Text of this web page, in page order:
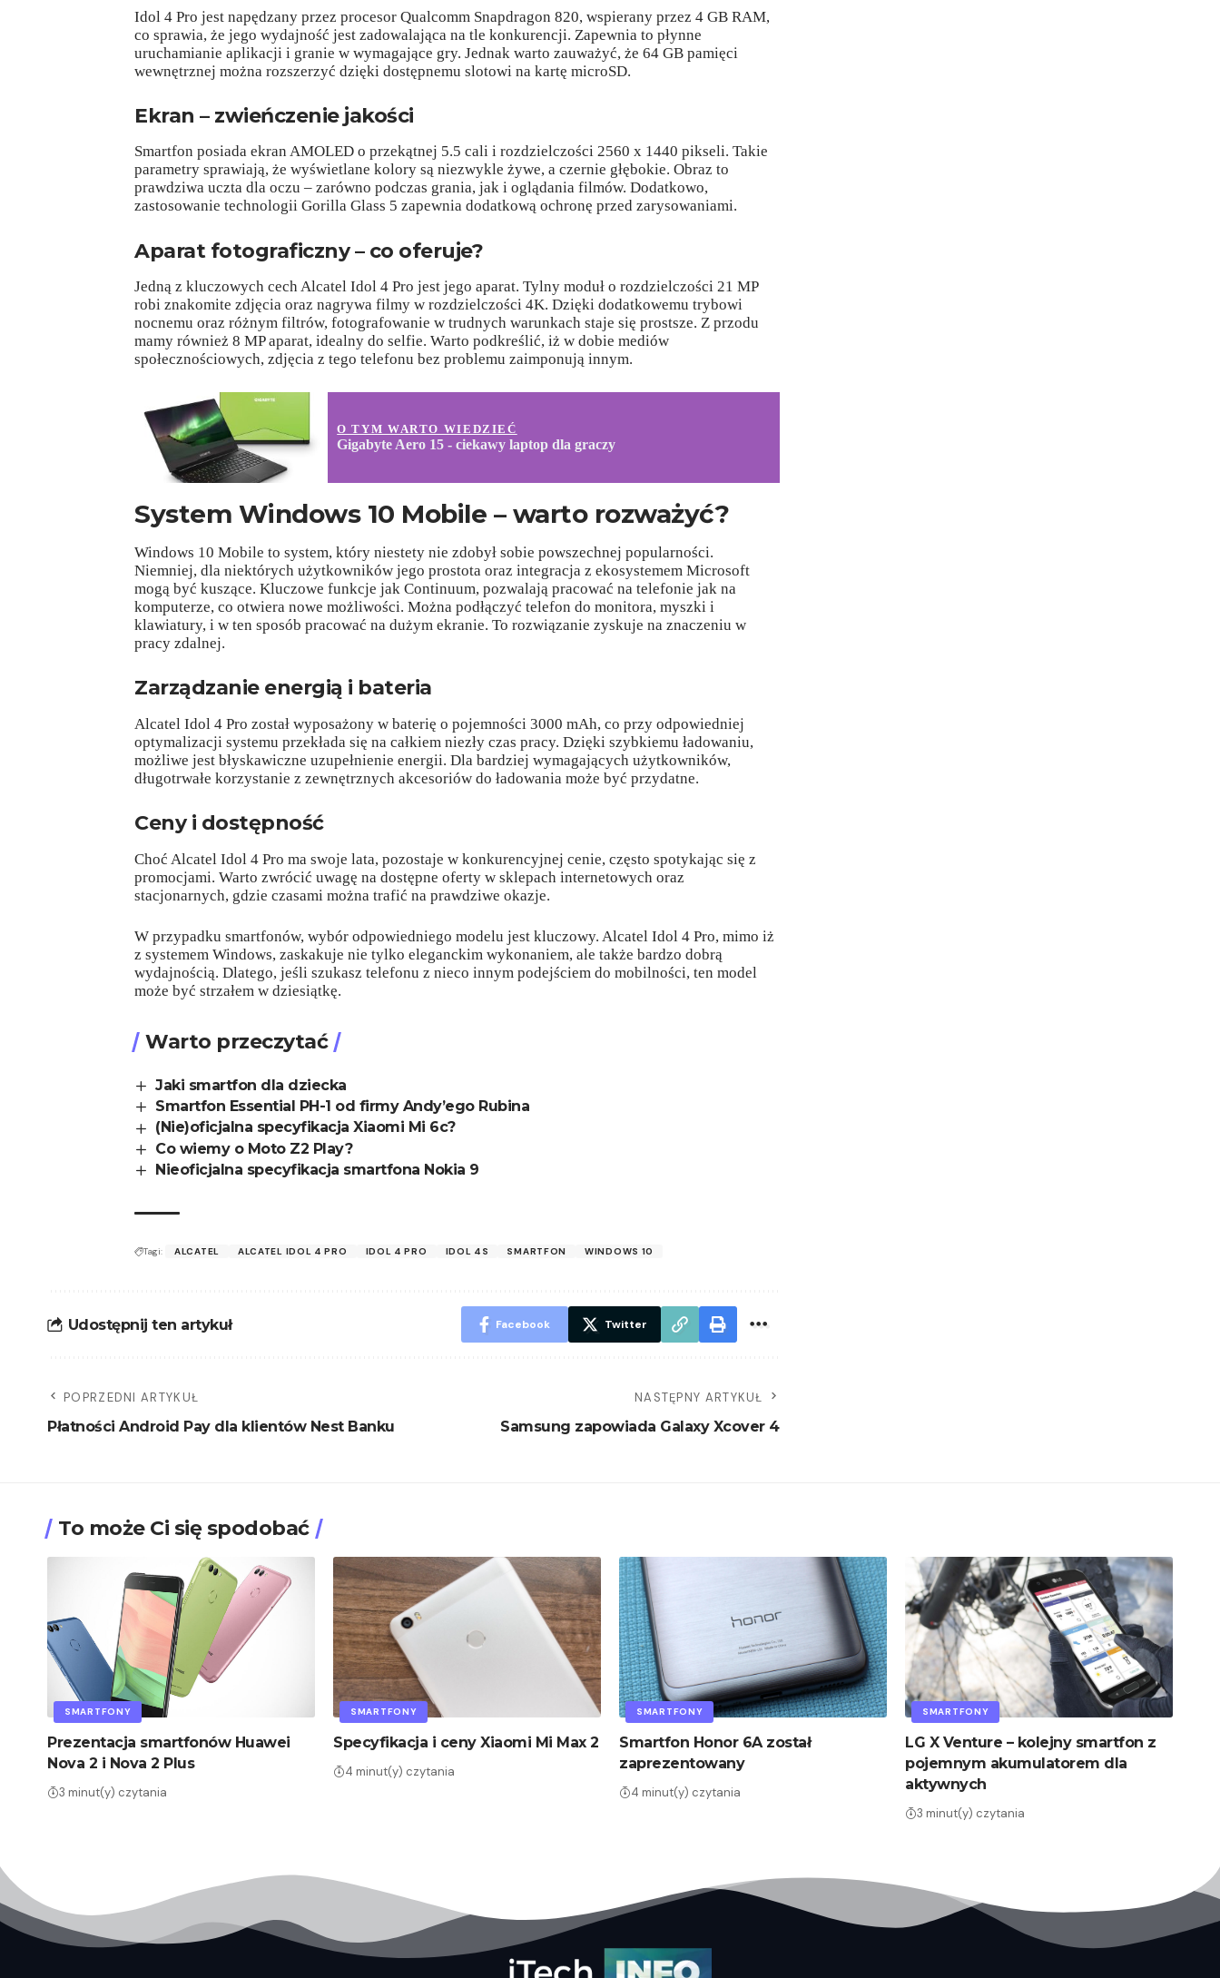
Idol 4 Pro jest napędzany przez procesor Qualcomm Snapdragon 820, wspierany przez 4 GB RAM,
co sprawia, że jego wydajność jest zadowalająca na tle konkurencji. Zapewnia to płynne
uruchamianie aplikacji i granie w wymagające gry. Jednak warto zauważyć, że 64 GB pamięci
wewnętrznej można rozszerzyć dzięki dostępnemu slotowi na kartę microSD.
Ekran – zwieńczenie jakości
Smartfon posiada ekran AMOLED o przekątnej 5.5 cali i rozdzielczości 2560 x 1440 pikseli. Takie
parametry sprawiają, że wyświetlane kolory są niezwykle żywe, a czernie głębokie. Obraz to
prawdziwa uczta dla oczu – zarówno podczas grania, jak i oglądania filmów. Dodatkowo,
zastosowanie technologii Gorilla Glass 5 zapewnia dodatkową ochronę przed zarysowaniami.
Aparat fotograficzny – co oferuje?
Jedną z kluczowych cech Alcatel Idol 4 Pro jest jego aparat. Tylny moduł o rozdzielczości 21 MP
robi znakomite zdjęcia oraz nagrywa filmy w rozdzielczości 4K. Dzięki dodatkowemu trybowi
nocnemu oraz różnym filtrów, fotografowanie w trudnych warunkach staje się prostsze. Z przodu
mamy również 8 MP aparat, idealny do selfie. Warto podkreślić, iż w dobie mediów
społecznościowych, zdjęcia z tego telefonu bez problemu zaimponują innym.
O TYM WARTO WIEDZIEĆ
Gigabyte Aero 15 - ciekawy laptop dla graczy
System Windows 10 Mobile – warto rozważyć?
Windows 10 Mobile to system, który niestety nie zdobył sobie powszechnej popularności.
Niemniej, dla niektórych użytkowników jego prostota oraz integracja z ekosystemem Microsoft
mogą być kuszące. Kluczowe funkcje jak Continuum, pozwalają pracować na telefonie jak na
komputerze, co otwiera nowe możliwości. Można podłączyć telefon do monitora, myszki i
klawiatury, i w ten sposób pracować na dużym ekranie. To rozwiązanie zyskuje na znaczeniu w
pracy zdalnej.
Zarządzanie energią i bateria
Alcatel Idol 4 Pro został wyposażony w baterię o pojemności 3000 mAh, co przy odpowiedniej
optymalizacji systemu przekłada się na całkiem niezły czas pracy. Dzięki szybkiemu ładowaniu,
możliwe jest błyskawiczne uzupełnienie energii. Dla bardziej wymagających użytkowników,
długotrwałe korzystanie z zewnętrznych akcesoriów do ładowania może być przydatne.
Ceny i dostępność
Choć Alcatel Idol 4 Pro ma swoje lata, pozostaje w konkurencyjnej cenie, często spotykając się z
promocjami. Warto zwrócić uwagę na dostępne oferty w sklepach internetowych oraz
stacjonarnych, gdzie czasami można trafić na prawdziwe okazje.
W przypadku smartfonów, wybór odpowiedniego modelu jest kluczowy. Alcatel Idol 4 Pro, mimo iż
z systemem Windows, zaskakuje nie tylko eleganckim wykonaniem, ale także bardzo dobrą
wydajnością. Dlatego, jeśli szukasz telefonu z nieco innym podejściem do mobilności, ten model
może być strzałem w dziesiątkę.
Warto przeczytać
Jaki smartfon dla dziecka
Smartfon Essential PH-1 od firmy Andy’ego Rubina
(Nie)oficjalna specyfikacja Xiaomi Mi 6c?
Co wiemy o Moto Z2 Play?
Nieoficjalna specyfikacja smartfona Nokia 9
Tagi: ALCATEL ALCATEL IDOL 4 PRO IDOL 4 PRO IDOL 4S SMARTFON WINDOWS 10
Udostępnij ten artykuł Facebook Twitter
POPRZEDNI ARTYKUŁ
Płatności Android Pay dla klientów Nest Banku
NASTĘPNY ARTYKUŁ
Samsung zapowiada Galaxy Xcover 4
To może Ci się spodobać
SMARTFONY
Prezentacja smartfonów Huawei
Nova 2 i Nova 2 Plus
3 minut(y) czytania
SMARTFONY
Specyfikacja i ceny Xiaomi Mi Max 2
4 minut(y) czytania
SMARTFONY
Smartfon Honor 6A został
zaprezentowany
4 minut(y) czytania
SMARTFONY
LG X Venture – kolejny smartfon z
pojemnym akumulatorem dla
aktywnych
3 minut(y) czytania